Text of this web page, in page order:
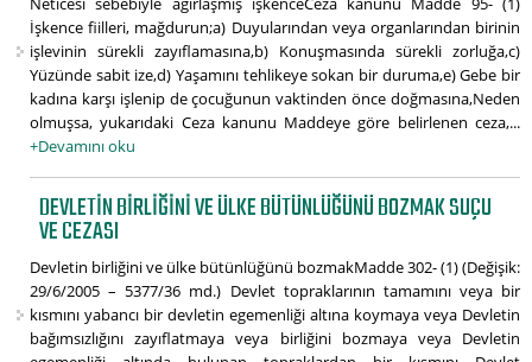
İşkence fiilleri, mağdurun;a) Duyularından veya organlarından birinin
işlevinin sürekli zayıflamasına,b) Konuşmasında sürekli zorluğa,c)
Yüzünde sabit ize,d) Yaşamını tehlikeye sokan bir duruma,e) Gebe bir
kadına karşı işlenip de çocuğunun vaktinden önce doğmasına,Neden
olmuşsa, yukarıdaki Ceza kanunu Maddeye göre belirlenen ceza,...
+Devamını oku
DEVLETIN BIRLIĞINI VE ÜLKE BÜTÜNLÜĞÜNÜ BOZMAK SUÇU
VE CEZASI
Devletin birliğini ve ülke bütünlüğünü bozmakMadde 302- (1) (Değişik:
29/6/2005 – 5377/36 md.) Devlet topraklarının tamamını veya bir
kısmını yabancı bir devletin egemenliği altına koymaya veya Devletin
bağımsızlığını zayıflatmaya veya birliğini bozmaya veya Devletin